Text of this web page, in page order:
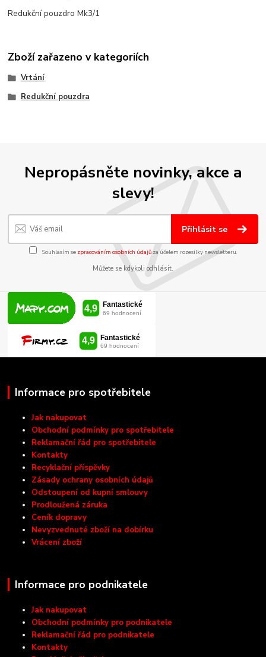
Redukční pouzdro Mk3/1
Zboží zařazeno v kategoriích
Vrtání
Redukční pouzdra
Nepropásněte novinky, akce a
slevy!
Přihlásit se
Souhlasím se zpracováním osobních údajůza účelem rozesílky newsletteru.
Můžete se kdykoli odhlásit.
Informace pro spotřebitele
Jak nakupovat
Obchodní podmínky pro spotřebitele
Reklamační řád pro spotřebitele
Kontakty
Recyklační příspěvky
Zásady ochrany osobních údajů
Odstoupení od kupní smlouvy
Prodloužená záruka
Ceník dopravy
Nevyzvednuté zboží na dobírku
Vrácení zboží
Informace pro podnikatele
Jak nakupovat
Obchodní podmínky pro podnikatele
Reklamační řád pro podnikatele
Kontakty